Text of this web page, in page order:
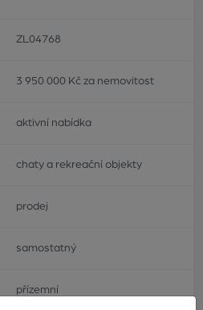
ZL04768
3 950 000 Kč za nemovitost
aktivní nabídka
chaty a rekreační objekty
prodej
samostatný
přízemní